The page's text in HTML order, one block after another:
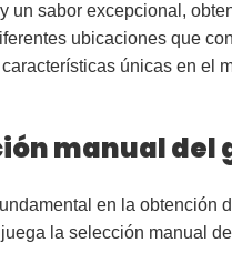
un sabor excepcional,
ubicaciones que
únicas en el
manual del
en la obtención
la selección manual